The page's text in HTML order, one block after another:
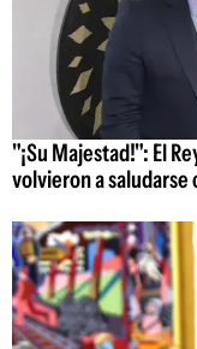
"¡Su Majestad!": El
volvieron a